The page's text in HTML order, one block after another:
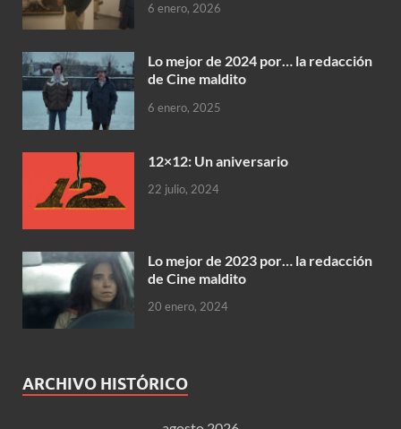
6 enero, 2026
Lo mejor de 2024 por… la redacción
de Cine maldito
6 enero, 2025
12×12: Un aniversario
22 julio, 2024
Lo mejor de 2023 por… la redacción
de Cine maldito
20 enero, 2024
ARCHIVO HISTÓRICO